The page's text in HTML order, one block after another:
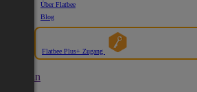
Über Flatbee
Blog
Flatbee Plus+ Zugang
German